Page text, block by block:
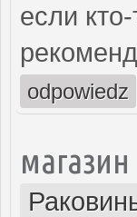
если
odpowiedz